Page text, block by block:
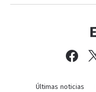
Últimas noticias